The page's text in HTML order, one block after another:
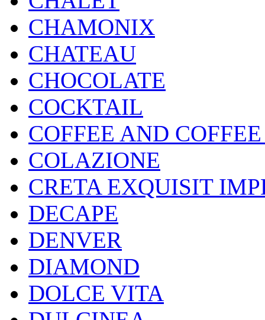
CHAMONIX
CHATEAU
CHOCOLATE
COCKTAIL
COFFEE AND
COLAZIONE
CRETA EXQUISIT
DECAPE
DENVER
DIAMOND
DOLCE VITA